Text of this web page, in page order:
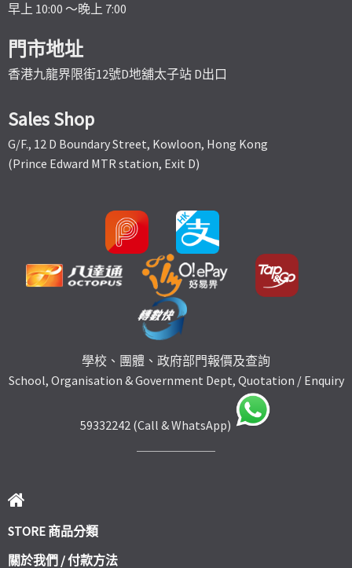
早上 10:00 ～晚上 7:00
門市地址
香港九龍界限街12號D地舖太子站 D出口
Sales Shop
G/F., 12 D Boundary Street, Kowloon, Hong Kong
(Prince Edward MTR station, Exit D)
學校、團體、政府部門報價及查詢
School, Organisation & Government Dept, Quotation / Enquiry
59332242 (Call & WhatsApp)
STORE 商品分類
關於我們 / 付款方法